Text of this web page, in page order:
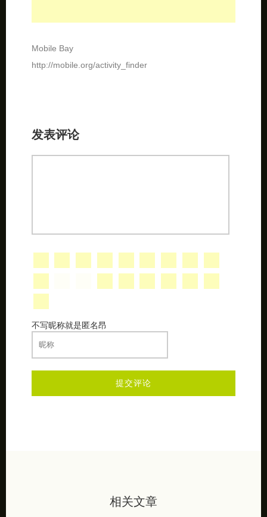
Mobile Bay
http://mobile.org/activity_finder
发表评论
不写昵称就是匿名昂
相关文章